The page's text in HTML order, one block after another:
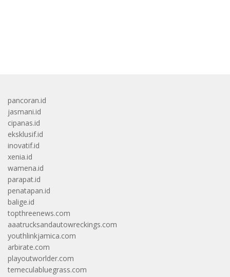
pancoran.id
jasmani.id
cipanas.id
eksklusif.id
inovatif.id
xenia.id
wamena.id
parapat.id
penatapan.id
balige.id
topthreenews.com
aaatrucksandautowreckings.com
youthlinkjamica.com
arbirate.com
playoutworlder.com
temeculabluegrass.com